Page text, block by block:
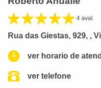
4 aval.
Rua das Giestas, 929, ,
ver horario de
ver telefone